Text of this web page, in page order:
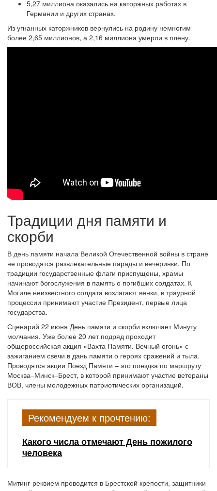
5,27 миллиона оказались на каторжных работах в
Германии и других странах.
Из угнанных каторжников вернулись на родину немногим
более 2,65 миллионов, а 2,16 миллиона умерли в плену.
Традиции дня памяти и
скорби
В день памяти начала Великой Отечественной войны в стране
не проводятся развлекательные парады и вечеринки. По
традиции государственные флаги приспущены, храмы
начинают богослужения в память о погибших солдатах. К
Могиле неизвестного солдата возлагают венки, в траурной
процессии принимают участие Президент, первые лица
государства.
Сценарий 22 июня День памяти и скорби включает Минуту
молчания. Уже более 20 лет подряд проходит
общероссийская акция «Вахта Памяти. Вечный огонь» с
зажиганием свечи в дань памяти о героях сражений и тыла.
Проводятся акции Поезд Памяти – это поездка по маршруту
Москва–Минск–Брест, в которой принимают участие ветераны
ВОВ, члены молодежных патриотических организаций.
Рекомендуем к прочтению:
Какого числа отмечают День пожилого
человека
Митинг-реквием проводится в Брестской крепости, защитники